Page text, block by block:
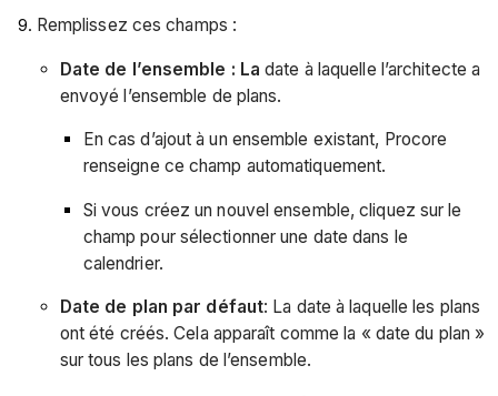
Remplissez ces champs :
Date de l’ensemble : La date à laquelle l’architecte a
envoyé l’ensemble de plans.
En cas d’ajout à un ensemble existant, Procore
renseigne ce champ automatiquement.
Si vous créez un nouvel ensemble, cliquez sur le
champ pour sélectionner une date dans le
calendrier.
Date de plan par défaut: La date à laquelle les plans
ont été créés. Cela apparaît comme la « date du plan »
sur tous les plans de l’ensemble.